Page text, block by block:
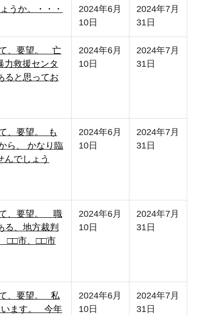
うか。・・・
2024年6月
10日
2024年7月
31日
て、要望。 亡
力救援センタ
ると思ってお
2024年6月
10日
2024年7月
31日
、要望。 も
ら、 かなり臨
んでしょう
2024年6月
10日
2024年7月
31日
て、要望。 職
る、地方裁判
□□市、□□市
2024年6月
10日
2024年7月
31日
、要望。 私
います。 今年
2024年6月
10日
2024年7月
31日